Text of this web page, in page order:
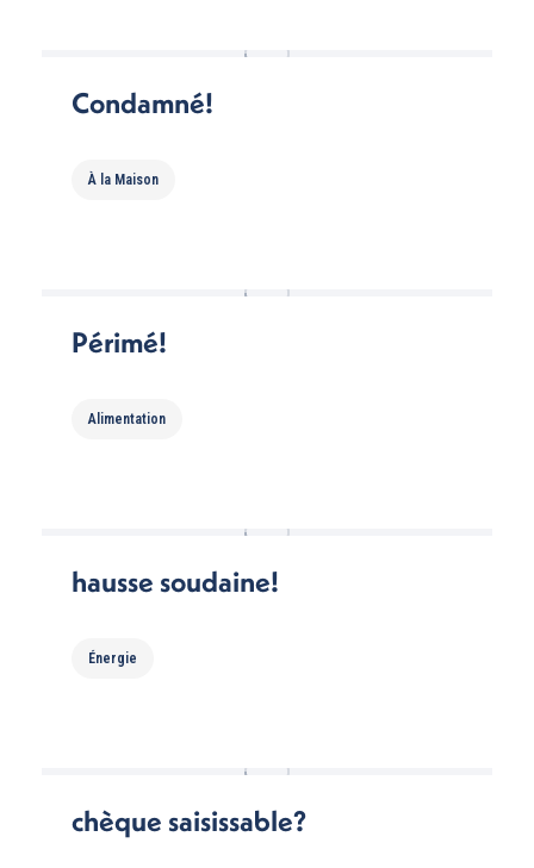
Condamné!
À la Maison
Périmé!
Alimentation
hausse soudaine!
Énergie
chèque saisissable?